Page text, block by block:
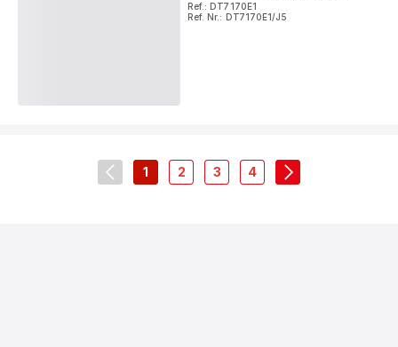
Ref.: DT7170E1
Ref. Nr.: DT7170E1/J5
navigation.pagination.actions.prev
1-
2
-
3
-
4
-